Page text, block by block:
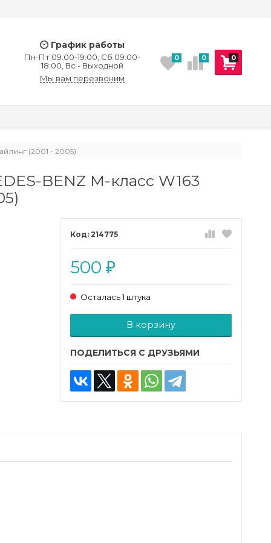
График работы
Пн-Пт 09:00-19:00, Сб 09:00-
18:00, Вс - Выходной
Мы вам перезвоним
0
0 0
(2001 - 2005)
BENZ M-класс W163
214775
500 ₽
Осталась 1 штука
Добавляется...
В корзину
Добавлен
ПОДЕЛИТЬСЯ С ДРУЗЬЯМИ